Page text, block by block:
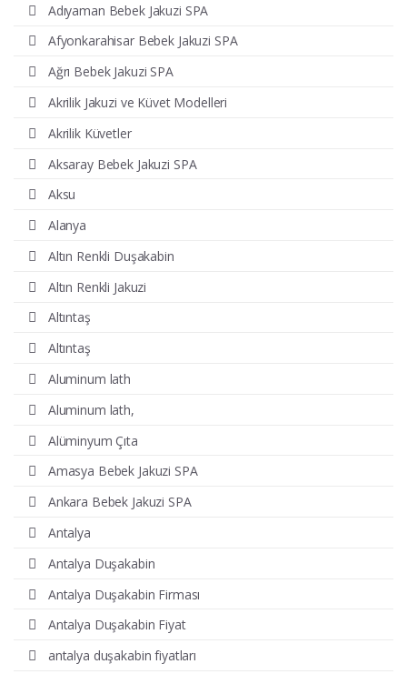
Adıyaman Bebek Jakuzi SPA
Afyonkarahisar Bebek Jakuzi SPA
Ağrı Bebek Jakuzi SPA
Akrilik Jakuzi ve Küvet Modelleri
Akrilik Küvetler
Aksaray Bebek Jakuzi SPA
Aksu
Alanya
Altın Renkli Duşakabin
Altın Renkli Jakuzi
Altıntaş
Altıntaş
Aluminum lath
Aluminum lath,
Alüminyum Çıta
Amasya Bebek Jakuzi SPA
Ankara Bebek Jakuzi SPA
Antalya
Antalya Duşakabin
Antalya Duşakabin Firması
Antalya Duşakabin Fiyat
antalya duşakabin fiyatları